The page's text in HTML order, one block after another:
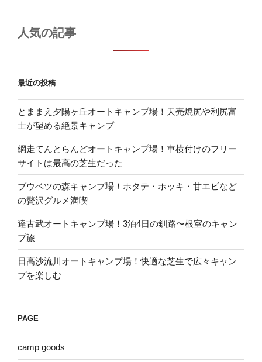
人気の記事
最近の投稿
とままえ夕陽ヶ丘オートキャンプ場！天売焼尻や利尻富
士が望める絶景キャンプ
網走てんとらんどオートキャンプ場！車横付けのフリー
サイトは最高の芝生だった
ブウベツの森キャンプ場！ホタテ・ホッキ・甘エビなど
の贅沢グルメ満喫
達古武オートキャンプ場！3泊4日の釧路〜根室のキャン
プ旅
日高沙流川オートキャンプ場！快適な芝生で広々キャン
プを楽しむ
PAGE
camp goods